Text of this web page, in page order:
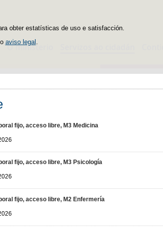
obter estatísticas de uso e satisfacción.
aviso legal
O ministerio
fijo, acceso libre, M3 Medicina
fijo, acceso libre, M3 Psicología
fijo, acceso libre, M2 Enfermería